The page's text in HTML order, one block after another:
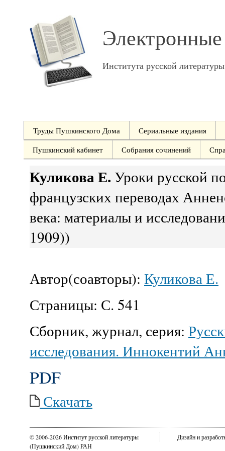
Института русской
Труды Пушкинского Дома
Сериальные издания
Пушкинский кабинет
Собрания сочинений
Куликова Е. Уроки русской
французских переводах
века: материалы и
1909))
Автор(соавторы): Куликова Е.
Страницы: С. 541
Сборник, журнал, серия:
исследования. Иннокентий
PDF
Скачать
© 2006-2026 Институт русской литературы
(Пушкинский Дом) РАН
Дизайн и